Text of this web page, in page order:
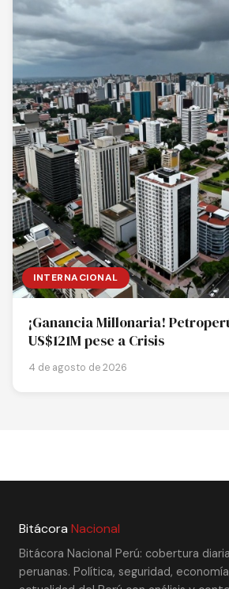
INTERNACIONAL
¡Ganancia Millonaria!
US$121M pese a Crisis
4 de agosto de 2026
Bitácora Nacional
Bitácora Nacional Perú: cobertura
peruanas. Política, seguridad,